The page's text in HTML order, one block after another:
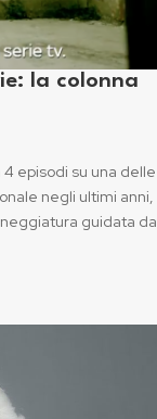
la colonna
episodi su una delle
negli ultimi anni,
guidata da